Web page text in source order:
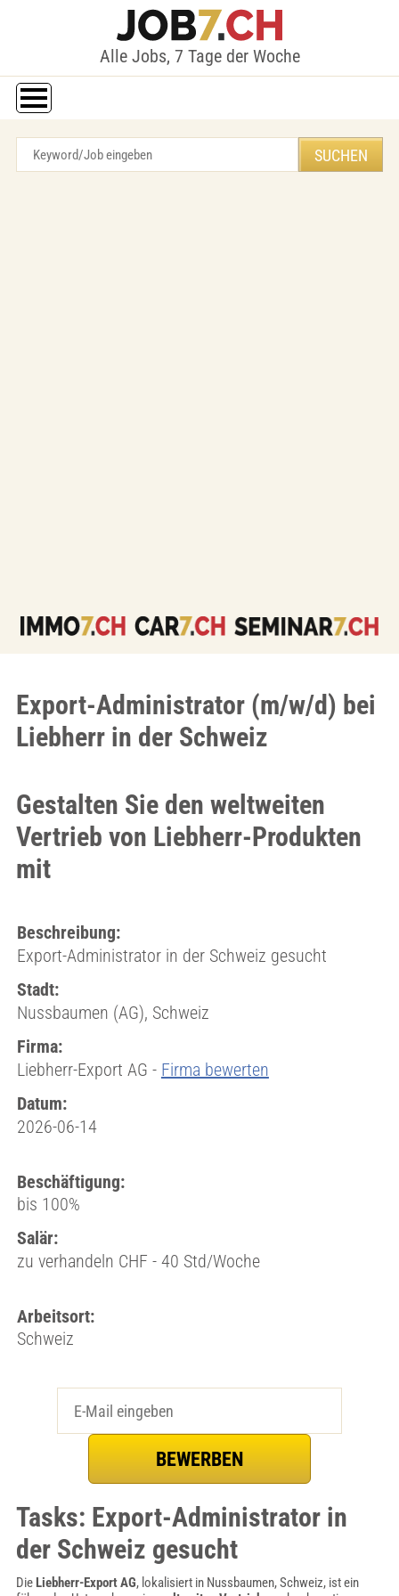
Alle Jobs, 7 Tage der Woche
Export-Administrator (m/w/d) bei
Liebherr in der Schweiz
Gestalten Sie den weltweiten
Vertrieb von Liebherr-Produkten
mit
Beschreibung:
Export-Administrator in der Schweiz gesucht
Stadt:
Nussbaumen (AG), Schweiz
Firma:
Liebherr-Export AG - Firma bewerten
Datum:
2026-06-14
Beschäftigung:
bis 100%
Salär:
zu verhandeln CHF - 40 Std/Woche
Arbeitsort:
Schweiz
Tasks: Export-Administrator in
der Schweiz gesucht
DieLiebherr-Export AG, lokalisiert in Nussbaumen, Schweiz, ist ein